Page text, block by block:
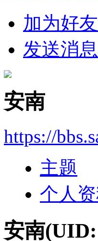
加为好友
发送消息
安南
https://
主题
个人
安南